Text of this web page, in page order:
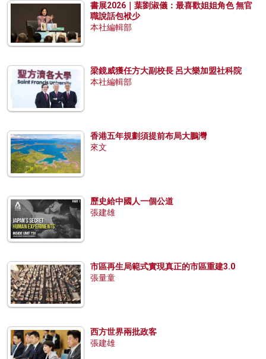
書展2026｜葉劉淑儀：最喜歡姐姐角色 無官
職說話包袱少
本社編輯部
梁鏡威獲任方大副校長 呂大樂加盟社科院
本社編輯部
香港五年規劃須提前布局大鵬灣
來文
歷史給中國人一個公道
張建雄
市區再生局範式實現真正的市區重建3.0
張量童
西方世界兩批政客
張建雄